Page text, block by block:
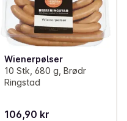
Wienerpølser
10 Stk, 680 g, Brødr
Ringstad
106,90 kr